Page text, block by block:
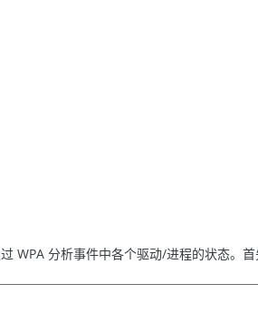
WPA 分析事件中各个驱动/进程的状态。